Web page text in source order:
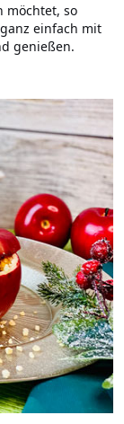
möchtet, so
ganz einfach mit
genießen.